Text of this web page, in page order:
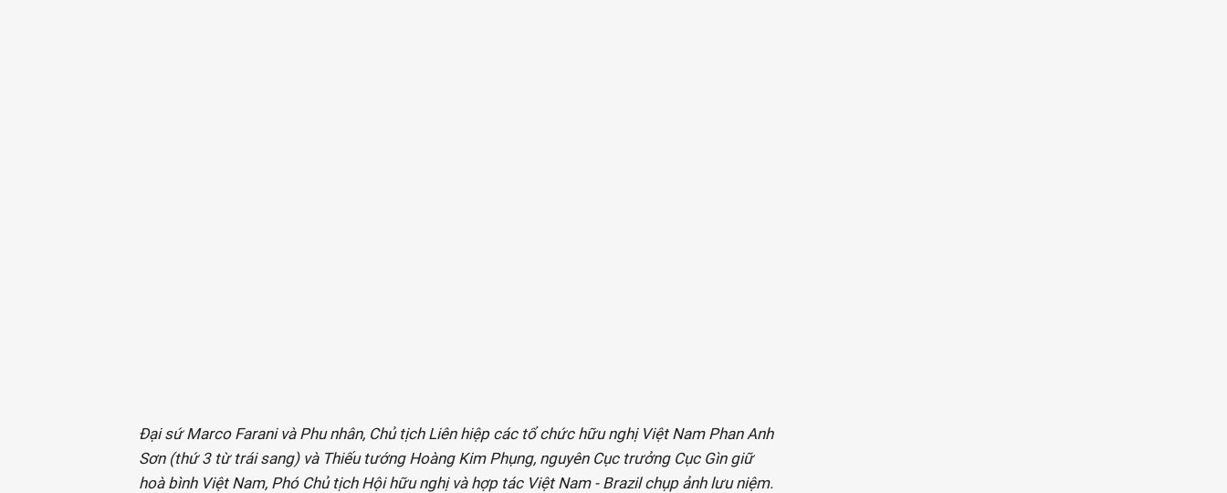
Đại sứ Marco Farani và Phu nhân, Chủ tịch Liên hiệp các tổ chức hữu nghị Việt Nam Phan Anh
Sơn (thứ 3 từ trái sang) và Thiếu tướng Hoàng Kim Phụng, nguyên Cục trưởng Cục Gìn giữ
hoà bình Việt Nam, Phó Chủ tịch Hội hữu nghị và hợp tác Việt Nam - Brazil chụp ảnh lưu niệm.